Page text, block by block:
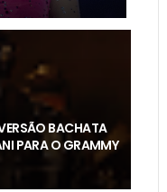
BACHATA
PARA O GRAMMY